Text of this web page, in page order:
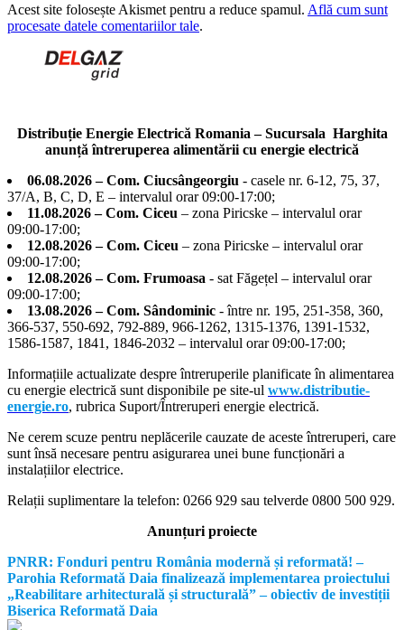
Acest site folosește Akismet pentru a reduce spamul. Află cum sunt
procesate datele comentariilor tale.
Distribuție Energie Electrică Romania – Sucursala Harghita
anunță întreruperea alimentării cu energie electrică
06.08.2026 – Com. Ciucsângeorgiu - casele nr. 6-12, 75, 37,
37/A, B, C, D, E – intervalul orar 09:00-17:00;
11.08.2026 – Com. Ciceu – zona Piricske – intervalul orar
09:00-17:00;
12.08.2026 – Com. Ciceu – zona Piricske – intervalul orar
09:00-17:00;
12.08.2026 – Com. Frumoasa - sat Făgețel – intervalul orar
09:00-17:00;
13.08.2026 – Com. Sândominic - între nr. 195, 251-358, 360,
366-537, 550-692, 792-889, 966-1262, 1315-1376, 1391-1532,
1586-1587, 1841, 1846-2032 – intervalul orar 09:00-17:00;
Informațiile actualizate despre întreruperile planificate în alimentarea
cu energie electrică sunt disponibile pe site-ul www.distributie-
energie.ro, rubrica Suport/Întreruperi energie electrică.
Ne cerem scuze pentru neplăcerile cauzate de aceste întreruperi, care
sunt însă necesare pentru asigurarea unei bune funcționări a
instalațiilor electrice.
Relații suplimentare la telefon: 0266 929 sau telverde 0800 500 929.
Anunțuri proiecte
PNRR: Fonduri pentru România modernă și reformată! –
Parohia Reformată Daia finalizează implementarea proiectului
„Reabilitare arhitecturală și structurală” – obiectiv de investiții
Biserica Reformată Daia